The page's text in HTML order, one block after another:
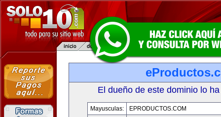
El dueño de este dominio lo
Mayusculas:
EPRODUCTOS.COM